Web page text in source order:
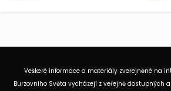
Veškeré informace a materiály zveřejněné na
Burzovního Světa vycházejí z veřejně dostupných